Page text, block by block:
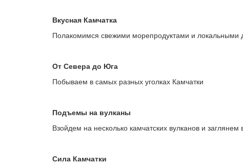
Вкусная Камчатка
Полакомимся свежими морепродуктами и локальными
От Севера до Юга
Побываем в самых разных уголках Камчатки
Подъемы на вулканы
Взойдем на несколько камчатских вулканов и
Сила Камчатки